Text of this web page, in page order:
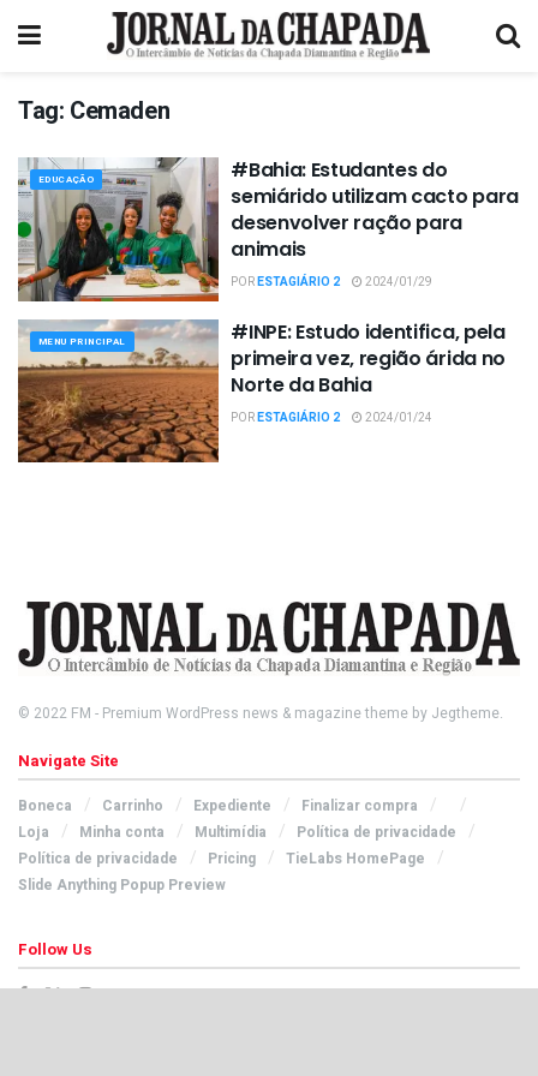
Tag: Cemaden
EDUCAÇÃO
#Bahia: Estudantes do
semiárido utilizam cacto para
desenvolver ração para
animais
PORESTAGIÁRIO 2 2024/01/29
MENU PRINCIPAL
#INPE: Estudo identifica, pela
primeira vez, região árida no
Norte da Bahia
PORESTAGIÁRIO 2 2024/01/24
© 2022 FM - Premium WordPress news & magazine theme by Jegtheme.
Navigate Site
Boneca Carrinho Expediente
Finalizar compra
Loja
Minha conta Multimídia
Política de privacidade
Política de privacidade
Pricing
TieLabs HomePage
Slide Anything Popup Preview
Follow Us